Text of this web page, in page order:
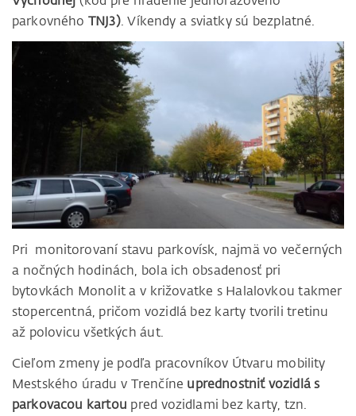
parkovnéhoTNJ3). Víkendy a sviatky sú bezplatné.
Pri monitorovaní stavu parkovísk, najmä vo večerných
a nočných hodinách, bola ich obsadenosť pri
bytovkách Monolit a v križovatke s Halalovkou takmer
stopercentná, pričom vozidlá bez karty tvorili tretinu
až polovicu všetkých áut.
Cieľom zmeny je podľa pracovníkov Útvaru mobility
Mestského úradu v Trenčíne uprednostniť vozidlá s
parkovacou kartou pred vozidlami bez karty, tzn.